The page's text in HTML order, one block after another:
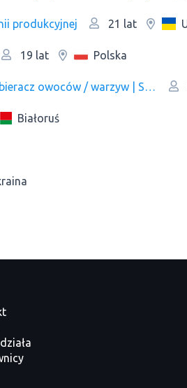
produkcyjnej 21 lat
19 lat Polska
Białoruś